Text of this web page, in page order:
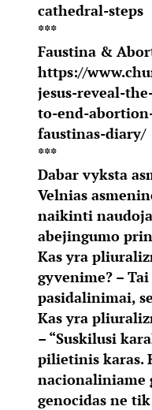
cathedral-steps
***
Faustina &
https://
jesus-reveal-
to-end-
faustinas-diary/
***
Dabar vyksta
Velnias
naikinti
abejingumo
Kas yra
gyvenime? –
pasidalinimai,
Kas yra
– “Suskilusi
pilietinis karas.
nacionaliniame
genocidas ne